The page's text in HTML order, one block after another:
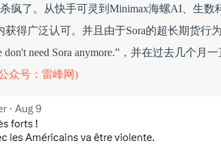
疯了。从快手可灵到Minimax海螺AI、生数
得广泛认可。并且由于Sora的超长期货行
need Sora anymore.”，并在过去几个月
众号：雷峰网)